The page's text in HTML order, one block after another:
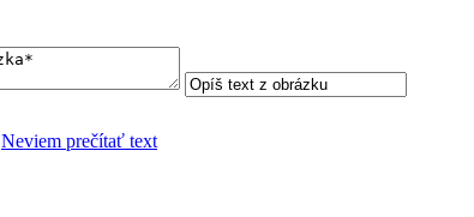
Neviem prečítať text